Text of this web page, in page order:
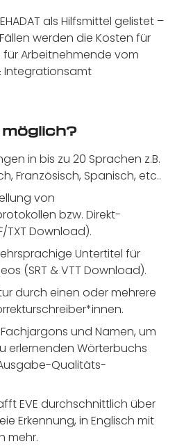
als Hilfsmittel gelistet –
werden die Kosten für
für Arbeitnehmende vom
Integrationsamt
in bis zu 20 Sprachen z.B.
Französisch, Spanisch, etc..
von
bzw. Direkt-
TXT Download).
Untertitel für
(SRT & VTT Download).
durch einen oder mehrere
und Namen, um
erlernenden Wörterbuchs
Qualitäts-
EVE durchschnittlich über
Erkennung, in Englisch mit
mehr.